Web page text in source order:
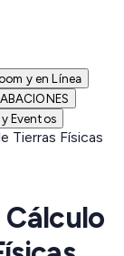
y en Línea
y Eventos